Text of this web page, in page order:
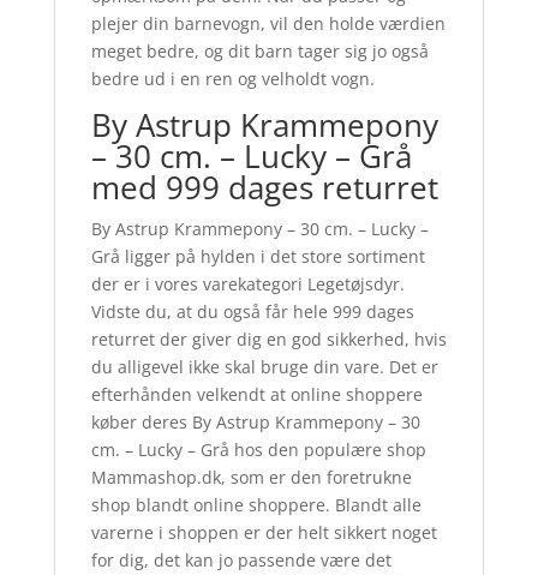
plejer din barnevogn, vil den holde værdien
meget bedre, og dit barn tager sig jo også
bedre ud i en ren og velholdt vogn.
By Astrup Krammepony
– 30 cm. – Lucky – Grå
med 999 dages returret
By Astrup Krammepony – 30 cm. – Lucky –
Grå ligger på hylden i det store sortiment
der er i vores varekategori Legetøjsdyr.
Vidste du, at du også får hele 999 dages
returret der giver dig en god sikkerhed, hvis
du alligevel ikke skal bruge din vare. Det er
efterhånden velkendt at online shoppere
køber deres By Astrup Krammepony – 30
cm. – Lucky – Grå hos den populære shop
Mammashop.dk, som er den foretrukne
shop blandt online shoppere. Blandt alle
varerne i shoppen er der helt sikkert noget
for dig, det kan jo passende være det